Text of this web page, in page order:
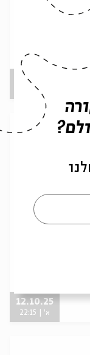
12.10.25
א' | 22:15
12.10.25
א' | 22:15